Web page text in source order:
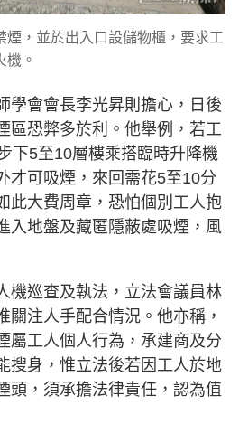
煙，並於出入口設儲物櫃，要求工
機。
學會會長李光昇則擔心，日後
區恐弊多於利。他舉例，若工
下5至10層樓乘搭臨時升降機
才可吸煙，來回需花5至10分
此大費周章，恐怕個別工人抱
入地盤及藏匿隱蔽處吸煙，風
機巡查及執法，立法會議員林
關注人手配合情況。他亦稱，
屬工人個人行為，承建商及分
搜身，惟立法後若因工人於地
頭，須承擔法律責任，認為值